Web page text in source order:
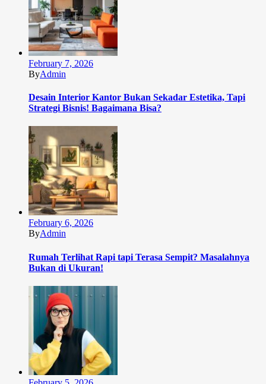
February 7, 2026
ByAdmin
Desain Interior Kantor Bukan Sekadar Estetika, Tapi
Strategi Bisnis! Bagaimana Bisa?
February 6, 2026
ByAdmin
Rumah Terlihat Rapi tapi Terasa Sempit? Masalahnya
Bukan di Ukuran!